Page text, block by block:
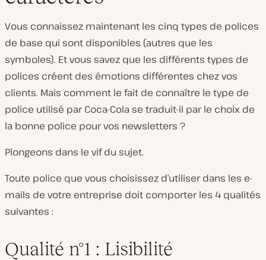
Vous connaissez maintenant les cinq types de polices
de base qui sont disponibles (autres que les
symboles). Et vous savez que les différents types de
polices créent des émotions différentes chez vos
clients. Mais comment le fait de connaître le type de
police utilisé par Coca-Cola se traduit-il par le choix de
la bonne police pour vos newsletters ?
Plongeons dans le vif du sujet.
Toute police que vous choisissez d’utiliser dans les e-
mails de votre entreprise doit comporter les 4 qualités
suivantes :
Qualité n°1 : Lisibilité